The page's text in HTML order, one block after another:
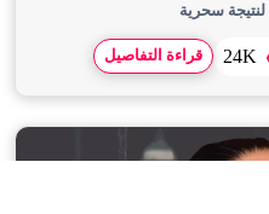
24K قراءة التفاصيل